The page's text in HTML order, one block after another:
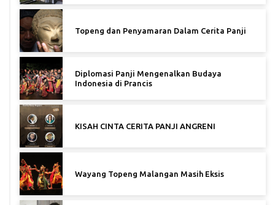
Topeng dan Penyamaran Dalam Cerita Panji
Diplomasi Panji Mengenalkan Budaya
Indonesia di Prancis
KISAH CINTA CERITA PANJI ANGRENI
Wayang Topeng Malangan Masih Eksis